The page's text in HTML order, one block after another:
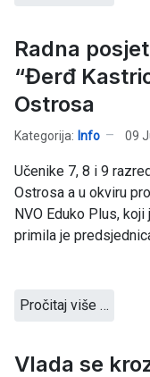
Radna
“Đerđ
Ostrosa
Kategorija: Info 09
Učenike 7, 8 i 9
Ostrosa a u okviru
NVO Eduko Plus,
primila je
Pročitaj više …
Vlada se